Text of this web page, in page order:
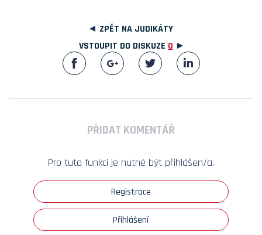
ZPĚT NA JUDIKÁTY
VSTOUPIT DO DISKUZE 0
PŘIDAT KOMENTÁŘ
Pro tuto funkci je nutné být přihlášen/a.
Registrace
Přihlášení